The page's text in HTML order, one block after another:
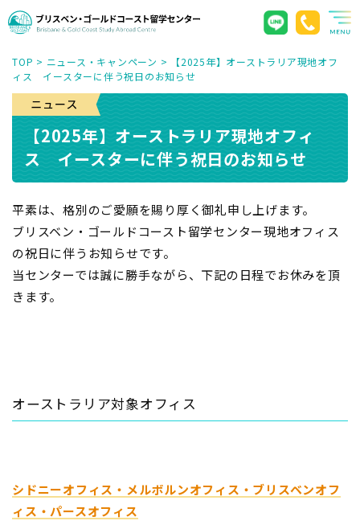
TOP > ニュース・キャンペーン >
【2025年】オーストラリア現地オフ
ィス イースターに伴う祝日のお知らせ
【2025年】オーストラリア現地オフィ
ス イースターに伴う祝日のお知らせ
平素は、格別のご愛願を賜り厚く御礼申し上げます。
ブリスベン・ゴールドコースト留学センター現地オフィス
の祝日に伴うお知らせです。
当センターでは誠に勝手ながら、下記の日程でお休みを頂
きます。
オーストラリア対象オフィス
シドニーオフィス・メルボルンオフィス・ブリスベンオフ
ィス・パースオフィス